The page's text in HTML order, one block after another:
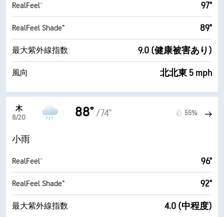
RealFeel® 97°
RealFeel Shade™ 89°
最大紫外線指数 9.0 (健康被害あり)
風向 北北東 5 mph
木
8/20
88° /74° 55%
小雨
RealFeel® 96°
RealFeel Shade™ 92°
最大紫外線指数 4.0 (中程度)